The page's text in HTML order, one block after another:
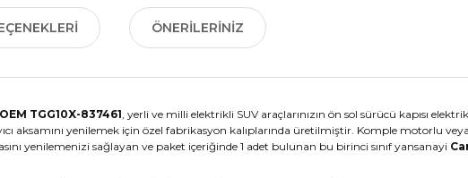
ÖNERILERINIZ
TGG10X-837461, yerli ve milli elektrikli SUV araçlarınızın ön sol sürücü kapısı
aksamını yenilemek için özel fabrikasyon kalıplarında üretilmiştir. Komple motorlu
yenilemenizi sağlayan ve paket içeriğinde 1 adet bulunan bu birinci sınıf yansanayi